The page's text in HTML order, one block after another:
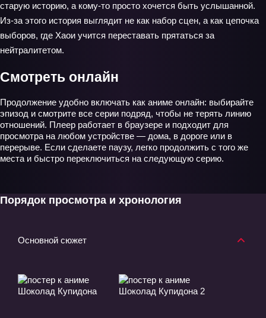
старую историю, а кому‑то просто хочется быть услышанной.
Из‑за этого история выглядит не как набор сцен, а как цепочка
выборов, где Хаои учится переставать прятаться за
нейтралитетом.
Смотреть онлайн
Продолжение удобно включать как аниме онлайн: выбирайте
эпизод и смотрите все серии подряд, чтобы не терять линию
отношений. Плеер работает в браузере и подходит для
просмотра на любом устройстве — дома, в дороге или в
перерыве. Если сделаете паузу, легко продолжить с того же
места и быстро переключиться на следующую серию.
Порядок просмотра и хронология
Основной сюжет